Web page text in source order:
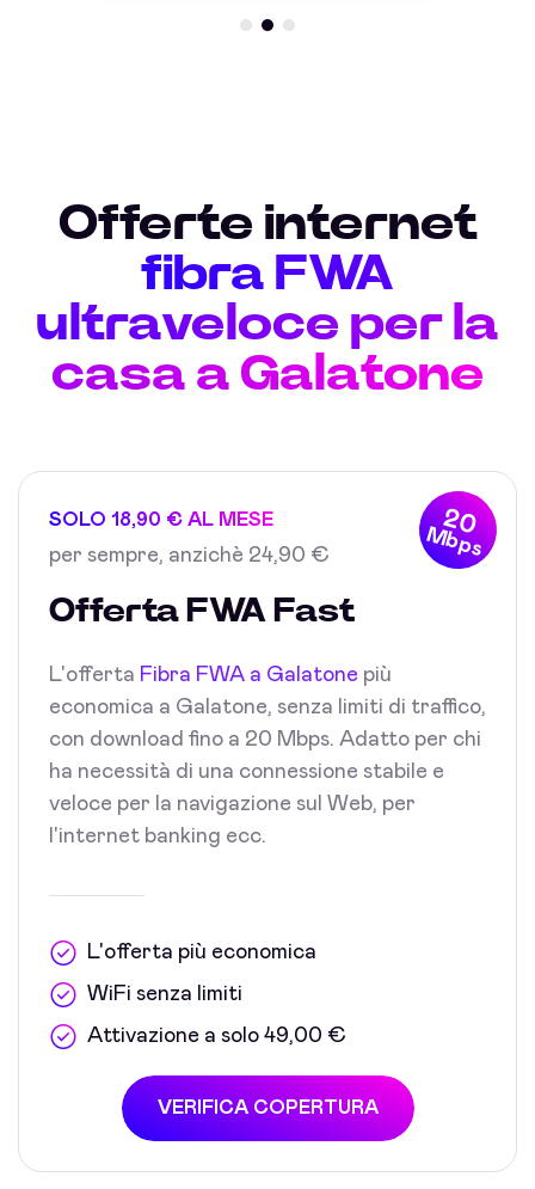
Offerte internet
fibra FWA
ultraveloce per la
casa a Galatone
20
Mbps
SOLO 18,90 € AL MESE
per sempre, anzichè 24,90 €
Offerta FWA Fast
L'offerta Fibra FWA a Galatone più
economica a Galatone, senza limiti di traffico,
con download fino a 20 Mbps. Adatto per chi
ha necessità di una connessione stabile e
veloce per la navigazione sul Web, per
l'internet banking ecc.
L'offerta più economica
WiFi senza limiti
Attivazione a solo 49,00 €
VERIFICA COPERTURA